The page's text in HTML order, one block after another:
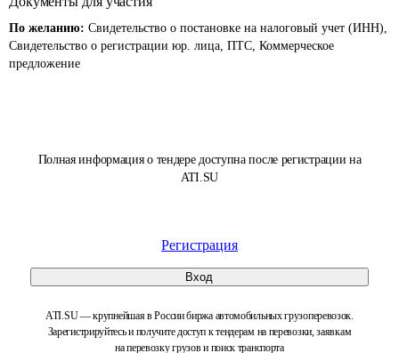
Полная информация о тендере доступна после регистрации на
ATI.SU
Регистрация
Вход
ATI.SU — крупнейшая в России биржа автомобильных грузоперевозок.
Зарегистрируйтесь и получите доступ к тендерам на перевозки, заявкам
на перевозку грузов и поиск транспорта
По желанию: Свидетельство о постановке на налоговый учет (ИНН),
Свидетельство о регистрации юр. лица, ПТС, Коммерческое
предложение